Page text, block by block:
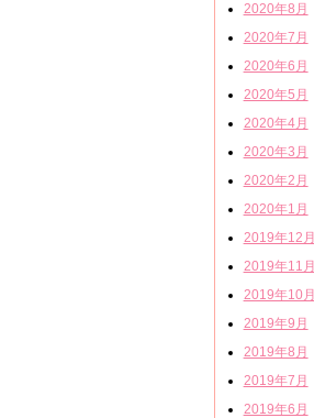
2020年8月
2020年7月
2020年6月
2020年5月
2020年4月
2020年3月
2020年2月
2020年1月
2019年12月
2019年11月
2019年10月
2019年9月
2019年8月
2019年7月
2019年6月